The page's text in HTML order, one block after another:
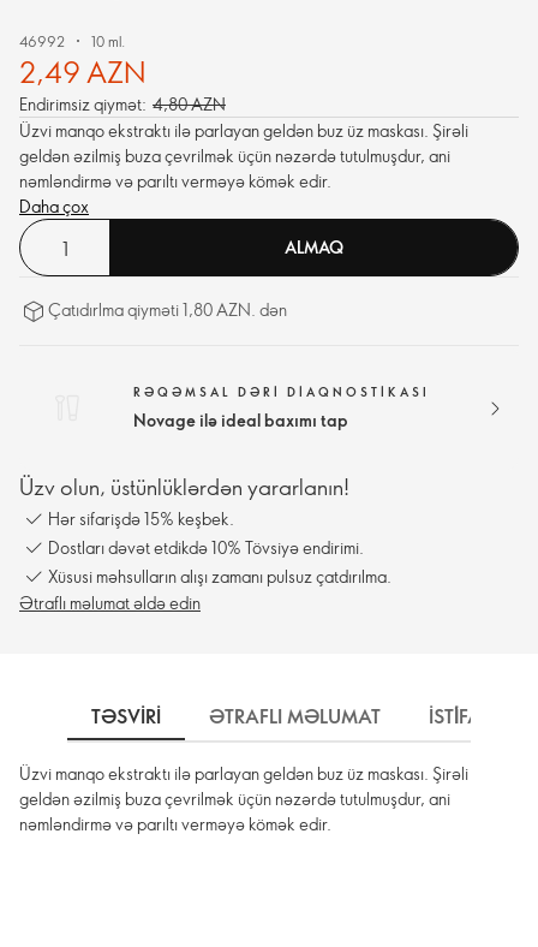
46992 10 ml.
2,49 AZN
Endirimsiz qiymət: 4,80 AZN
Üzvi manqo ekstraktı ilə parlayan geldən buz üz maskası. Şirəli
geldən əzilmiş buza çevrilmək üçün nəzərdə tutulmuşdur, ani
nəmləndirmə və parıltı verməyə kömək edir.
Daha çox
ALMAQ
Çatıdırlma qiyməti 1,80 AZN. dən
RƏQƏMSAL DƏRI DIAQNOSTIKASI
Novage ilə ideal baxımı tap
Üzv olun, üstünlüklərdən yararlanın!
Hər sifarişdə 15% keşbek.
Dostları dəvət etdikdə 10% Tövsiyə endirimi.
Xüsusi məhsulların alışı zamanı pulsuz çatdırılma.
Ətraflı məlumat əldə edin
TƏSVIRI ƏTRAFLI MƏLUMAT İSTİFADƏ
Üzvi manqo ekstraktı ilə parlayan geldən buz üz maskası. Şirəli
geldən əzilmiş buza çevrilmək üçün nəzərdə tutulmuşdur, ani
nəmləndirmə və parıltı verməyə kömək edir.